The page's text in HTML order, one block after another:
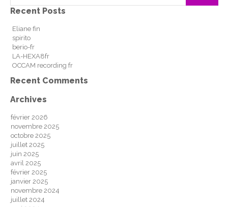
Recent Posts
Eliane fin
spirito
berio-fr
LA-HEXA8fr
OCCAM recording fr
Recent Comments
Archives
février 2026
novembre 2025
octobre 2025
juillet 2025
juin 2025
avril 2025
février 2025
janvier 2025
novembre 2024
juillet 2024